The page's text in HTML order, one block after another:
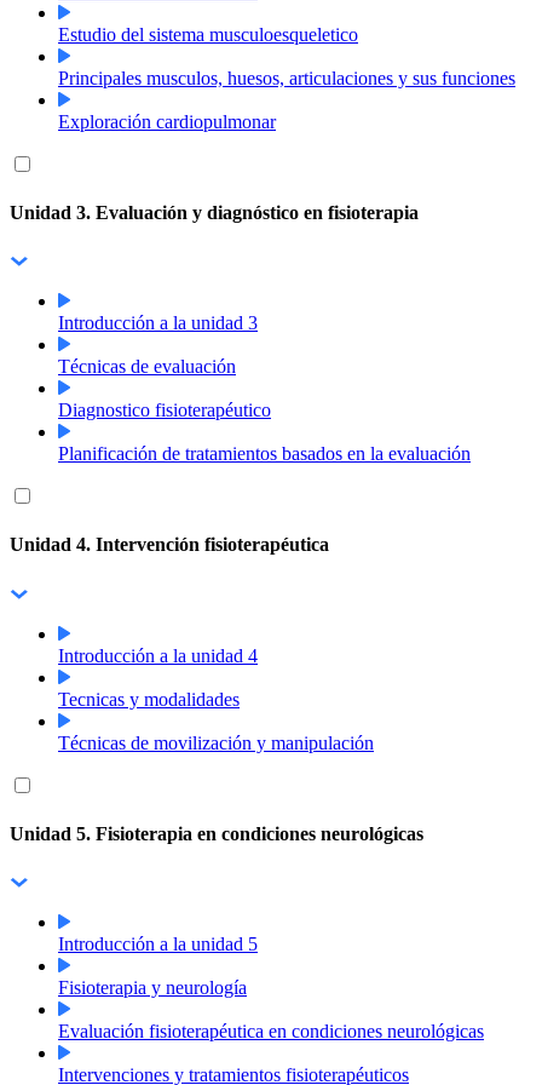
Estudio del sistema musculoesqueletico
Principales musculos, huesos, articulaciones y sus funciones
Exploración cardiopulmonar
Unidad 3. Evaluación y diagnóstico en fisioterapia
Introducción a la unidad 3
Técnicas de evaluación
Diagnostico fisioterapéutico
Planificación de tratamientos basados en la evaluación
Unidad 4. Intervención fisioterapéutica
Introducción a la unidad 4
Tecnicas y modalidades
Técnicas de movilización y manipulación
Unidad 5. Fisioterapia en condiciones neurológicas
Introducción a la unidad 5
Fisioterapia y neurología
Evaluación fisioterapéutica en condiciones neurológicas
Intervenciones y tratamientos fisioterapéuticos